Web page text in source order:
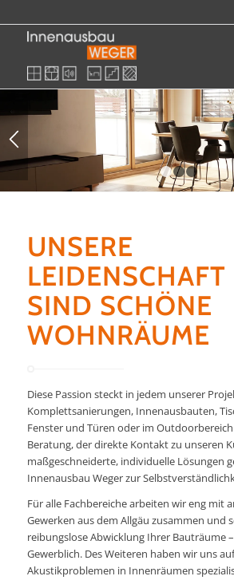
UNSERE
LEIDENSCHAFT
SIND SCHÖNE
WOHNRÄUME
Diese Passion steckt in jedem unserer
Komplettsanierungen, Innenausbauten,
Fenster und Türen oder im
Beratung, der direkte Kontakt zu unseren
maßgeschneiderte, individuelle Lösungen
Innenausbau Weger zur
Für alle Fachbereiche arbeiten wir eng mit
Gewerken aus dem Allgäu zusammen und
reibungslose Abwicklung Ihrer Bauträume
Gewerblich. Des Weiteren haben wir uns
Akustikproblemen in Innenräumen